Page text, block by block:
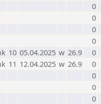
0
0
0
0
10 05.04.2025 w 26.9 0
11 12.04.2025 w 26.9 0
0
0
0